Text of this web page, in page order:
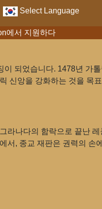
Select Language
에서 지원하다
되었습니다. 1478년 가
신앙을 강화하는 것을 목
나다의 함락으로 끝난
, 종교 재판은 권력의 손